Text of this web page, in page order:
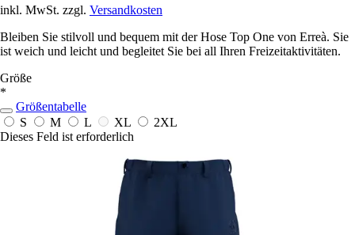
inkl. MwSt. zzgl. Versandkosten
Bleiben Sie stilvoll und bequem mit der Hose Top One von Erreà. Sie
ist weich und leicht und begleitet Sie bei all Ihren Freizeitaktivitäten.
Größe
*
Größentabelle
S
M L XL
2XL
Dieses Feld ist erforderlich